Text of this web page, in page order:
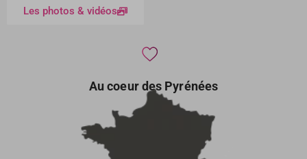
Les photos & vidéos
Au coeur des Pyrénées